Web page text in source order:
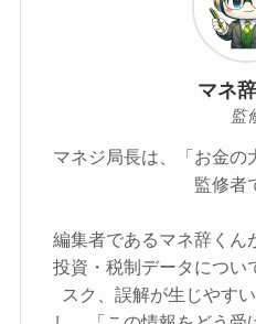
マネ
監
マネジ局長は、「お金の
監修者
編集者であるマネ辞くん
投資・税制データについ
スク、誤解が生じやす